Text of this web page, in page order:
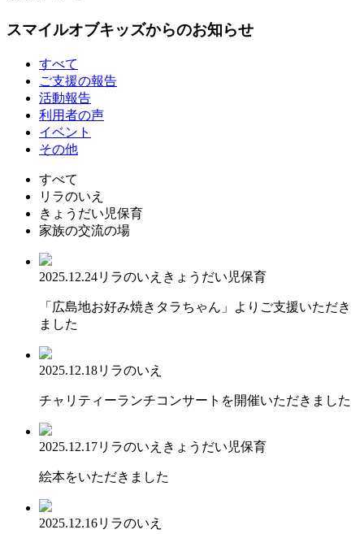
スマイルオブキッズからのお知らせ
すべて
ご支援の報告
活動報告
利用者の声
イベント
その他
すべて
リラのいえ
きょうだい児保育
家族の交流の場
2025.12.24リラのいえ きょうだい児保育
「広島地お好み焼きタラちゃん」よりご支援いただき
ました
2025.12.18リラのいえ
チャリティーランチコンサートを開催いただきました
2025.12.17リラのいえ きょうだい児保育
絵本をいただきました
2025.12.16リラのいえ